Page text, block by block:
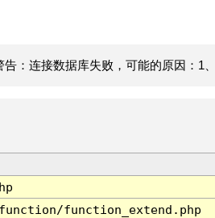
告：连接数据库失败，可能的原因：1
function_extend.php